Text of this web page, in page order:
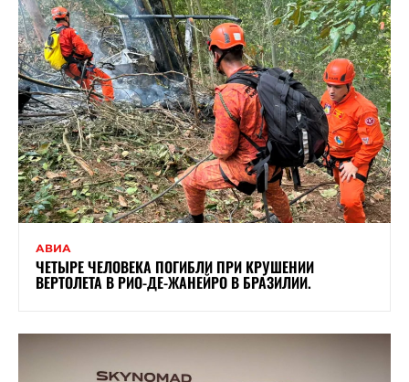
АВИА
ЧЕТЫРЕ ЧЕЛОВЕКА ПОГИБЛИ ПРИ КРУШЕНИИ
ВЕРТОЛЕТА В РИО-ДЕ-ЖАНЕЙРО В БРАЗИЛИИ.